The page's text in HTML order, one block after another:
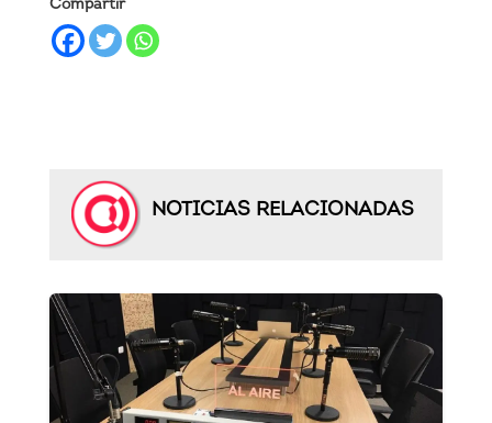
Compartir
NOTICIAS RELACIONADAS